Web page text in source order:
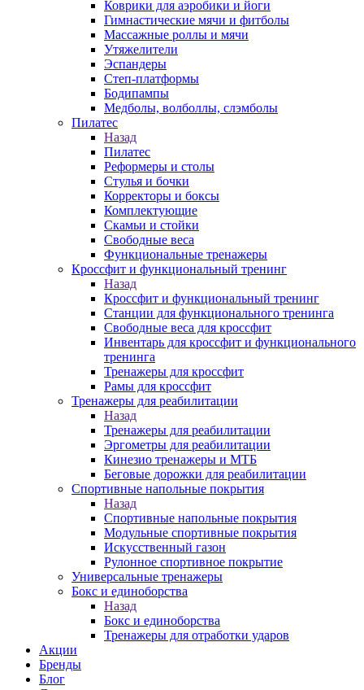
Коврики для аэробики и йоги
Гимнастические мячи и фитболы
Массажные роллы и мячи
Утяжелители
Эспандеры
Степ-платформы
Бодипампы
Медболы, волболлы, слэмболы
Пилатес
Назад
Пилатес
Реформеры и столы
Стулья и бочки
Корректоры и боксы
Комплектующие
Скамьи и стойки
Свободные веса
Функциональные тренажеры
Кроссфит и функциональный тренинг
Назад
Кроссфит и функциональный тренинг
Станции для функционального тренинга
Свободные веса для кроссфит
Инвентарь для кроссфит и функционального
тренинга
Тренажеры для кроссфит
Рамы для кроссфит
Тренажеры для реабилитации
Назад
Тренажеры для реабилитации
Эргометры для реабилитации
Кинезио тренажеры и МТБ
Беговые дорожки для реабилитации
Спортивные напольные покрытия
Назад
Спортивные напольные покрытия
Модульные спортивные покрытия
Искусственный газон
Рулонное спортивное покрытие
Универсальные тренажеры
Бокс и единоборства
Назад
Бокс и единоборства
Тренажеры для отработки ударов
Акции
Бренды
Блог